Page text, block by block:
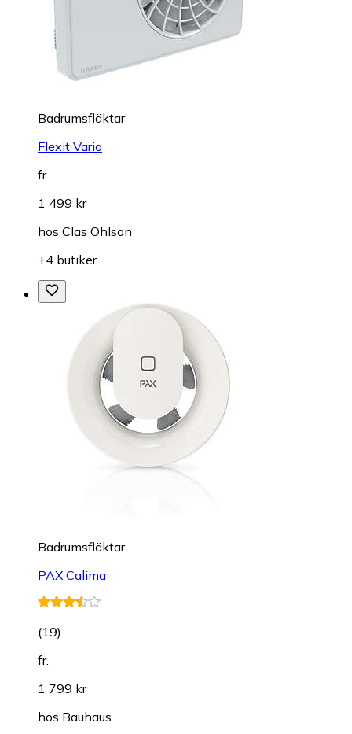
Badrumsfläktar
Flexit Vario
fr.
1 499 kr
hos Clas Ohlson
+4 butiker
Badrumsfläktar
PAX Calima
(19)
fr.
1 799 kr
hos Bauhaus